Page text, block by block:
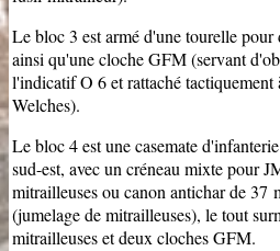
Le bloc 3 est armé d'une tourelle
ainsi qu'une cloche GFM (servant
l'indicatifO 6et rattaché
Welches).
Le bloc 4 est une casemate
sud-est, avec un créneau mixte pour
mitrailleuses ou canon antichar de 37
(jumelage de mitrailleuses), le tout
mitrailleuses et deux cloches GFM.